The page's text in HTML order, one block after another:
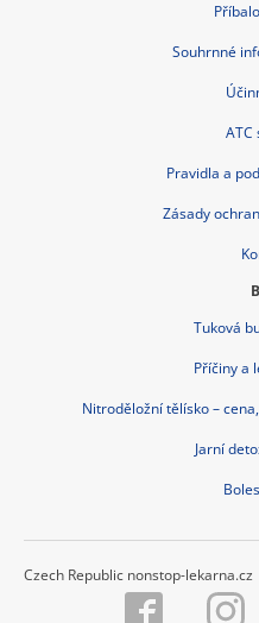
Souhrnné
ATC
Pravidla a
Zásady
Tuková
Příčiny a
Nitroděložní tělísko –
Jarní
Czech Republic nonstop-lekarna.cz